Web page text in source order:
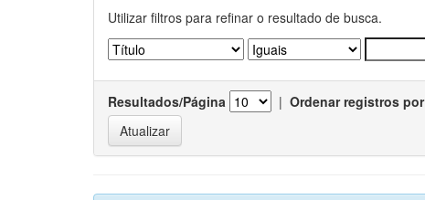
Utilizar filtros para refinar o resultado de busca.
Resultados/Página | Ordenar registros por